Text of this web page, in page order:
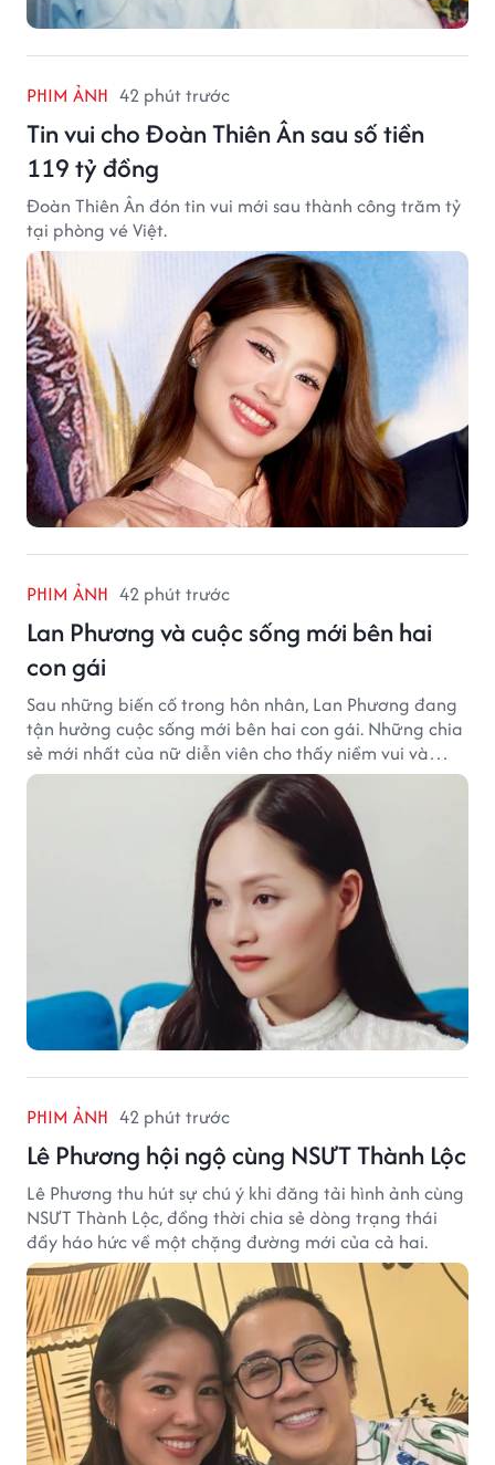
PHIM ẢNH 42 phút trước
Tin vui cho Đoàn Thiên Ân sau số tiền
119 tỷ đồng
Đoàn Thiên Ân đón tin vui mới sau thành công trăm tỷ
tại phòng vé Việt.
PHIM ẢNH 42 phút trước
Lan Phương và cuộc sống mới bên hai
con gái
Sau những biến cố trong hôn nhân, Lan Phương đang
tận hưởng cuộc sống mới bên hai con gái. Những chia
sẻ mới nhất của nữ diễn viên cho thấy niềm vui và
hạnh phúc hiện tại đến từ những điều bình dị mỗi
PHIM ẢNH 42 phút trước
Lê Phương hội ngộ cùng NSƯT Thành Lộc
Lê Phương thu hút sự chú ý khi đăng tải hình ảnh cùng
NSƯT Thành Lộc, đồng thời chia sẻ dòng trạng thái
đầy háo hức về một chặng đường mới của cả hai.